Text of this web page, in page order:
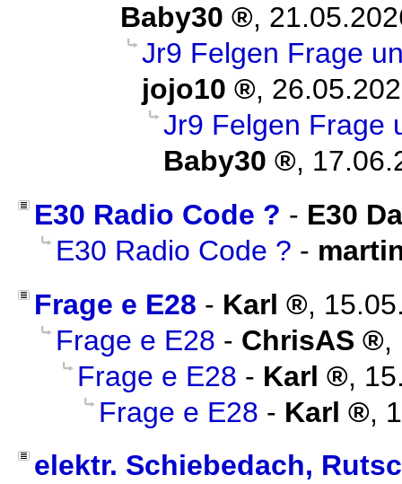
Baby30
,
Jr9 Felgen Frage
jojo10
,
Jr9 Felgen Frage
Baby30
,
E30 Radio Code ? - E30
E30 Radio Code ? -
Frage e E28 - Karl ,
Frage e E28 - ChrisAS ,
Frage e E28 - Karl ,
Frage e E28 - Karl ,
elektr. Schiebedach,